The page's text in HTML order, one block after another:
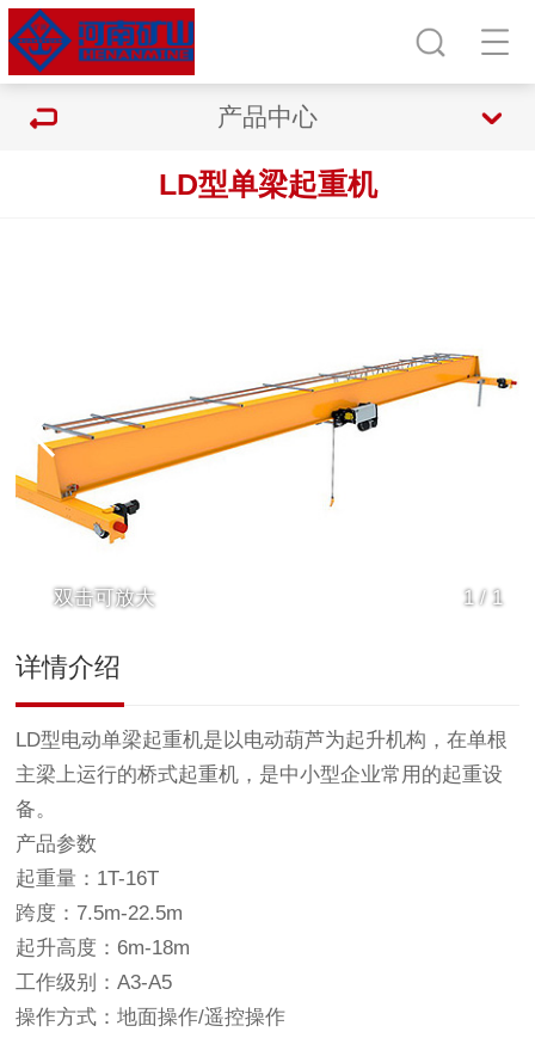
产品中心
LD型单梁起重机
1/ 1
双击可放大
详情介绍
LD型电动单梁起重机是以电动葫芦为起升机构，在单根
主梁上运行的桥式起重机，是中小型企业常用的起重设
备。
产品参数
起重量：1T-16T
跨度：7.5m-22.5m
起升高度：6m-18m
工作级别：A3-A5
操作方式：地面操作/遥控操作